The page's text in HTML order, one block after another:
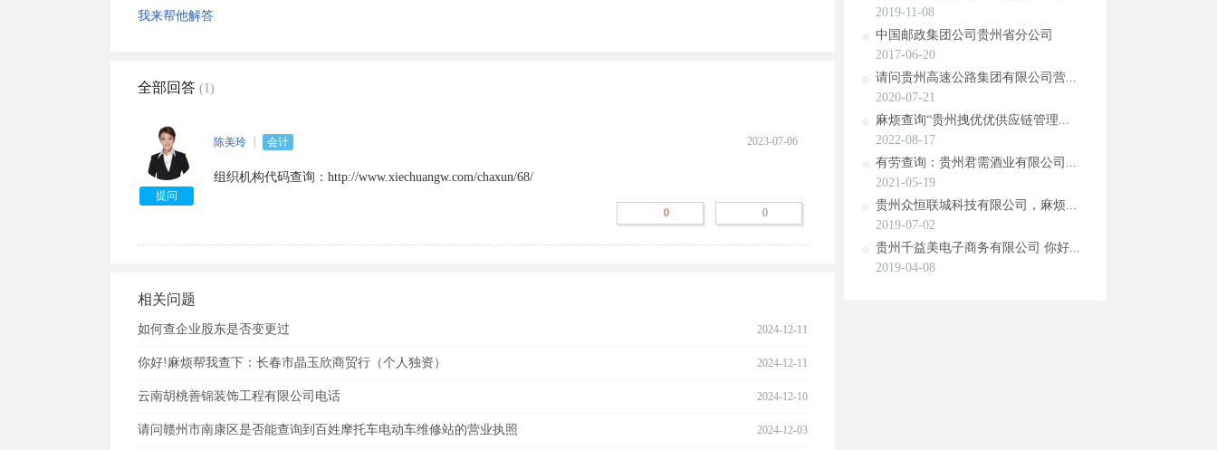
我来帮他解答
全部回答 (1)
提问
陈美玲 会计 2023-07-06
组织机构代码查询：http://www.xiechuangw.com/chaxun/68/
0 0
相关问题
如何查企业股东是否变更过 2024-12-11
你好!麻烦帮我查下：长春市晶玉欣商贸行（个人独资） 2024-12-11
云南胡桃善锦装饰工程有限公司电话 2024-12-10
请问赣州市南康区是否能查询到百姓摩托车电动车维修站的营业执照 2024-12-03
2019-11-08
中国邮政集团公司贵州省分公司
2017-06-20
请问贵州高速公路集团有限公司营...
2020-07-21
麻烦查询“贵州拽优优供应链管理...
2022-08-17
有劳查询：贵州君需酒业有限公司...
2021-05-19
贵州众恒联城科技有限公司，麻烦...
2019-07-02
贵州千益美电子商务有限公司 你好...
2019-04-08